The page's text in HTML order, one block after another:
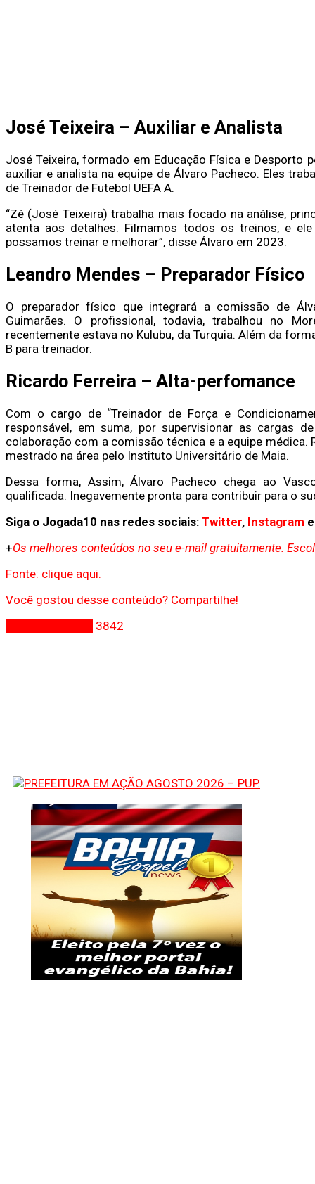
José Teixeira – Auxiliar e Analista
José Teixeira, formado em Educação Física e Desporto
auxiliar e analista na equipe de Álvaro Pacheco. Eles
de Treinador de Futebol UEFA A.
“Zé (José Teixeira) trabalha mais focado na análise,
atenta aos detalhes. Filmamos todos os treinos, e
possamos treinar e melhorar”, disse Álvaro em 2023.
Leandro Mendes – Preparador Físico
O preparador físico que integrará a comissão de
Guimarães. O profissional, todavia, trabalhou no
recentemente estava no Kulubu, da Turquia. Além da
B para treinador.
Ricardo Ferreira – Alta-perfomance
Com o cargo de “Treinador de Força e
responsável, em suma, por supervisionar as cargas
colaboração com a comissão técnica e a equipe
mestrado na área pelo Instituto Universitário de Maia.
Dessa forma, Assim, Álvaro Pacheco chega ao
qualificada. Inegavemente pronta para contribuir para o
Siga o Jogada10 nas redes sociais: Twitter, Instagram
+Os melhores conteúdos no seu e-mail gratuitamente.
Fonte: clique aqui.
Você gostou desse conteúdo? Compartilhe!
3842